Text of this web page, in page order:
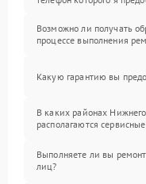
Возможно ли получать
процессе выполнения
Какую гарантию вы
В каких районах
располагаются
Выполняете ли вы
лиц?